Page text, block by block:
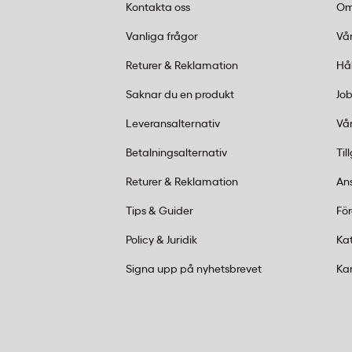
Med det raka roterande bladet skär Leitz
perforeringsbladet hanterar upp till 5 ark.
verktyg. Du behöver aldrig röra vid den
ersättningsblad finns för alla tre
Kontakta oss
Vanliga frågor
Returer & Reklamation
Saknar du en produkt
Leveransalternativ
Betalningsalternativ
Returer & Reklamation
Tips & Guider
Policy & Juridik
Signa upp på nyhetsbrevet